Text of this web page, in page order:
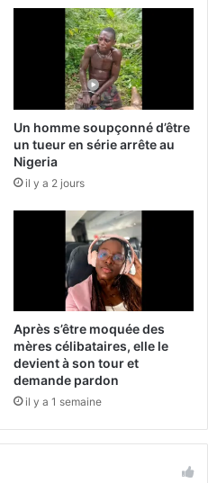
Un homme soupçonné d’être
un tueur en série arrête au
Nigeria
il y a 2 jours
Après s’être moquée des
mères célibataires, elle le
devient à son tour et
demande pardon
il y a 1 semaine